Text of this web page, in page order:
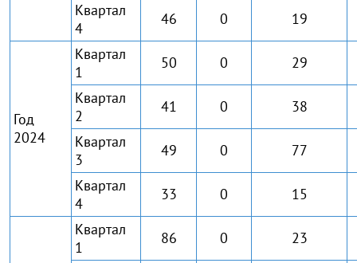
Квартал
4
46 0 19
Год
2024
Квартал
1
50 0
29
Квартал
2
41 0
38
Квартал
3
49 0
77
Квартал
4
33 0 15
Квартал
1
86 0
23